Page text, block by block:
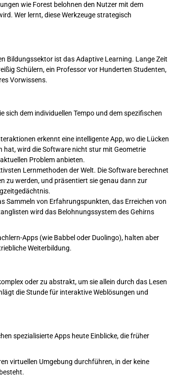
wie Forest belohnen den Nutzer mit dem
Wer lernt, diese Werkzeuge strategisch
Bildungssektor ist das Adaptive Learning. Lange Zeit
Schülern, ein Professor vor Hunderten Studenten,
Vorwissens.
sich dem individuellen Tempo und dem spezifischen
erkennt eine intelligente App, wo die Lücken
hat, wird die Software nicht stur mit Geometrie
Problem anbieten.
Lernmethoden der Welt. Die Software berechnet
zu werden, und präsentiert sie genau dann zur
Sammeln von Erfahrungspunkten, das Erreichen von
wird das Belohnungssystem des Gehirns
Apps (wie Babbel oder Duolingo), halten aber
Weiterbildung.
oder zu abstrakt, um sie allein durch das Lesen
die Stunde für interaktive Weblösungen und
spezialisierte Apps heute Einblicke, die früher
virtuellen Umgebung durchführen, in der keine